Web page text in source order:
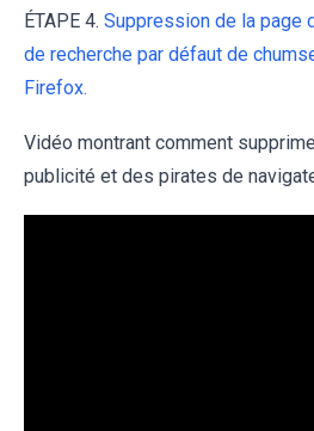
ÉTAPE 4. Suppression de la page
de recherche par défaut de
Firefox.
Vidéo montrant comment
publicité et des pirates de